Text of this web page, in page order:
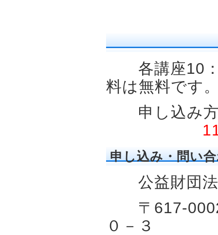
各講座10：
料は無料です
申し込み方
申し込み・問い
公益財団法
〒617-0002
０－３